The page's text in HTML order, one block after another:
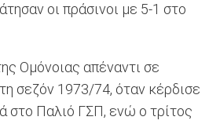
οι πράσινοι με 5-1 στο
Ομόνοιας απέναντι σε
σεζόν 1973/74, όταν κέρδισε
στο Παλιό ΓΣΠ, ενώ ο τρίτος